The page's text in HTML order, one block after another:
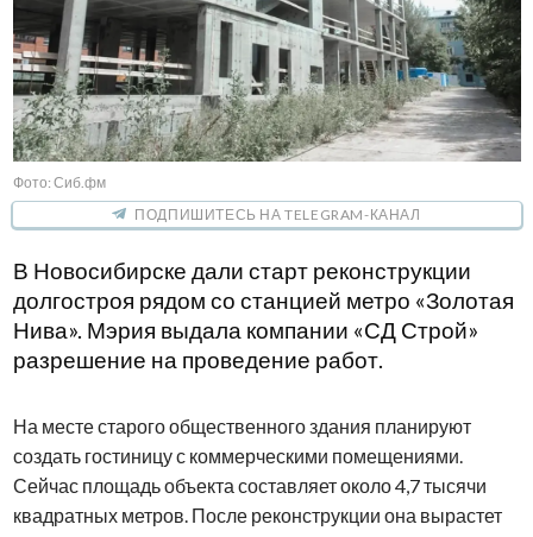
Фото: Сиб.фм
ПОДПИШИТЕСЬ НА TELEGRAM-КАНАЛ
В Новосибирске дали старт реконструкции
долгостроя рядом со станцией метро «Золотая
Нива». Мэрия выдала компании «СД Строй»
разрешение на проведение работ.
На месте старого общественного здания планируют
создать гостиницу с коммерческими помещениями.
Сейчас площадь объекта составляет около 4,7 тысячи
квадратных метров. После реконструкции она вырастет